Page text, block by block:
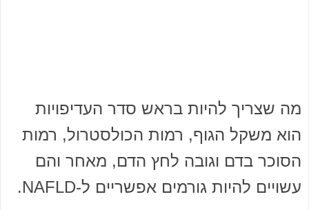
מה שצריך להיות בראש סדר העדיפויות
הוא משקל הגוף, רמות הכולסטרול, רמות
הסוכר בדם וגובה לחץ הדם, מאחר והם
עשויים להיות גורמים אפשריים ל-NAFLD.